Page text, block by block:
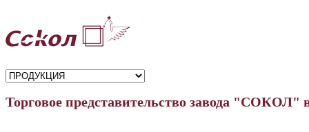
Торговое представительство завода "СОКОЛ"